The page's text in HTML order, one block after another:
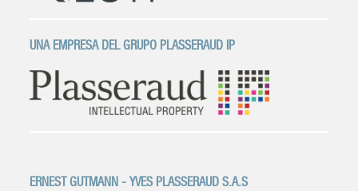
UNA EMPRESA DEL GRUPO PLASSERAUD IP
ERNEST GUTMANN - YVES PLASSERAUD S.A.S